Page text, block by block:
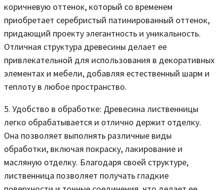
коричневую оттенок, который со временем
приобретает серебристый патинированный оттенок,
придающий проекту элегантность и уникальность.
Отличная структура древесины делает ее
привлекательной для использования в декоративных
элементах и мебели, добавляя естественный шарм и
теплоту в любое пространство.
5. Удобство в обработке: Древесина лиственницы
легко обрабатывается и отлично держит отделку.
Она позволяет выполнять различные виды
обработки, включая покраску, лакирование и
масляную отделку. Благодаря своей структуре,
лиственница позволяет получать гладкие